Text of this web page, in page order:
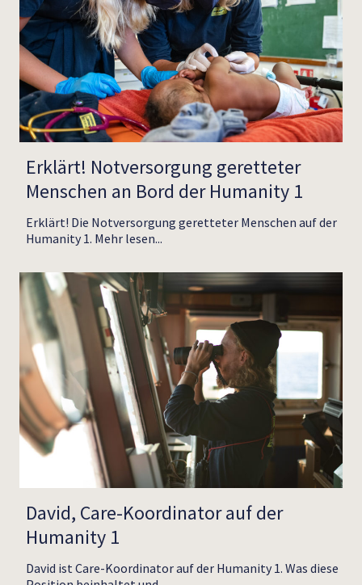
Erklärt! Notversorgung geretteter
Menschen an Bord der Humanity 1
Erklärt! Die Notversorgung geretteter Menschen auf der
Humanity 1. Mehr lesen...
David, Care-Koordinator auf der
Humanity 1
David ist Care-Koordinator auf der Humanity 1. Was diese